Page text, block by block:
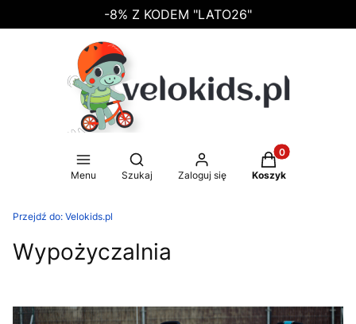
-8% Z KODEM "LATO26"
Menu
Otwórz wyszukiwarkę
Szukaj Zaloguj się
Produkty w
Koszyk
Przejdź do: Velokids.pl
Wypożyczalnia